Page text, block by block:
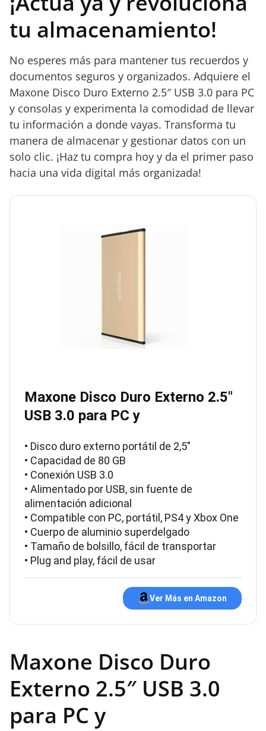
tu almacenamiento!
No esperes más para mantener tus recuerdos y
documentos seguros y organizados. Adquiere el
Maxone Disco Duro Externo 2.5″ USB 3.0 para PC
y consolas y experimenta la comodidad de llevar
tu información a donde vayas. Transforma tu
manera de almacenar y gestionar datos con un
solo clic. ¡Haz tu compra hoy y da el primer paso
hacia una vida digital más organizada!
Maxone Disco Duro Externo 2.5″
USB 3.0 para PC y
• Disco duro externo portátil de 2,5"
• Capacidad de 80 GB
• Conexión USB 3.0
• Alimentado por USB, sin fuente de
alimentación adicional
• Compatible con PC, portátil, PS4 y Xbox One
• Cuerpo de aluminio superdelgado
• Tamaño de bolsillo, fácil de transportar
• Plug and play, fácil de usar
Ver Más en Amazon
Maxone Disco Duro
Externo 2.5″ USB 3.0
para PC y